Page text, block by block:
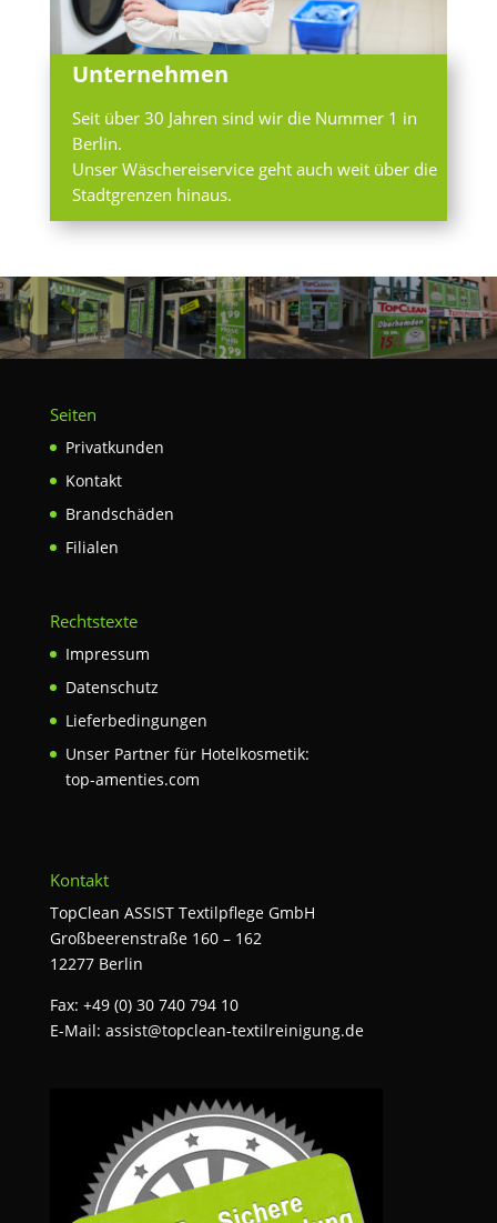
Unternehmen
Seit über 30 Jahren sind wir die Nummer 1 in
Berlin.
Unser Wäschereiservice geht auch weit über die
Stadtgrenzen hinaus.
Seiten
Privatkunden
Kontakt
Brandschäden
Filialen
Rechtstexte
Impressum
Datenschutz
Lieferbedingungen
Unser Partner für Hotelkosmetik:
top-amenties.com
Kontakt
TopClean ASSIST Textilpflege GmbH
Großbeerenstraße 160 – 162
12277 Berlin
Fax: +49 (0) 30 740 794 10
E-Mail: assist@topclean-textilreinigung.de